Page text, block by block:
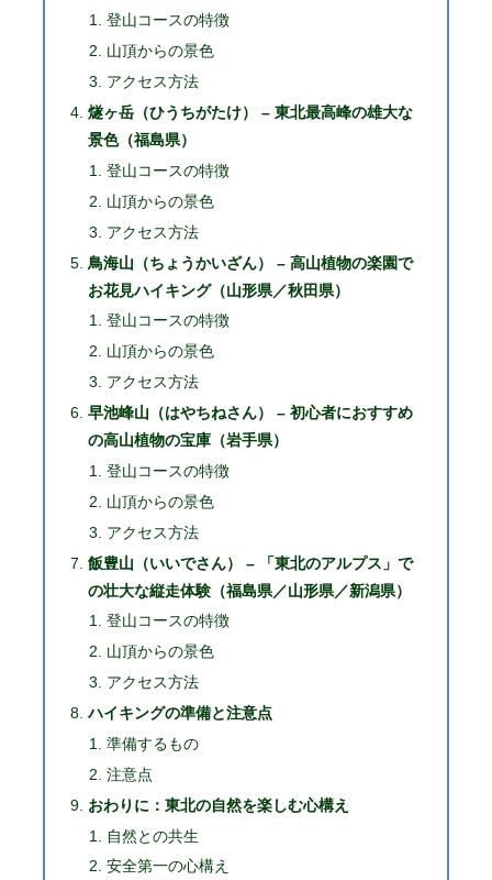
登山コースの特徴
山頂からの景色
アクセス方法
燧ヶ岳（ひうちがたけ） – 東北最高峰の雄大な
景色（福島県）
登山コースの特徴
山頂からの景色
アクセス方法
鳥海山（ちょうかいざん） – 高山植物の楽園で
お花見ハイキング（山形県／秋田県）
登山コースの特徴
山頂からの景色
アクセス方法
早池峰山（はやちねさん） – 初心者におすすめ
の高山植物の宝庫（岩手県）
登山コースの特徴
山頂からの景色
アクセス方法
飯豊山（いいでさん） – 「東北のアルプス」で
の壮大な縦走体験（福島県／山形県／新潟県）
登山コースの特徴
山頂からの景色
アクセス方法
ハイキングの準備と注意点
準備するもの
注意点
おわりに：東北の自然を楽しむ心構え
自然との共生
安全第一の心構え